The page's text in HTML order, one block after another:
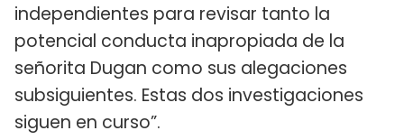
independientes para revisar tanto la
potencial conducta inapropiada de la
señorita Dugan como sus alegaciones
subsiguientes. Estas dos investigaciones
siguen en curso”.